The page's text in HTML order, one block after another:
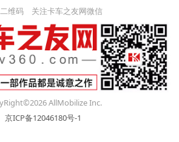
维码 关注卡车之友网微信
AllMobilize Inc.
京ICP备12046180号-1